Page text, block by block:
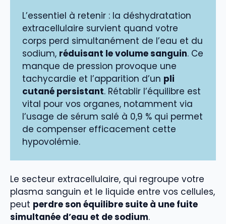
L’essentiel à retenir : la déshydratation
extracellulaire survient quand votre
corps perd simultanément de l’eau et du
sodium, réduisant le volume sanguin. Ce
manque de pression provoque une
tachycardie et l’apparition d’un pli
cutané persistant. Rétablir l’équilibre est
vital pour vos organes, notamment via
l’usage de sérum salé à 0,9 % qui permet
de compenser efficacement cette
hypovolémie.
Le secteur extracellulaire, qui regroupe votre
plasma sanguin et le liquide entre vos cellules,
peut perdre son équilibre suite à une fuite
simultanée d’eau et de sodium.